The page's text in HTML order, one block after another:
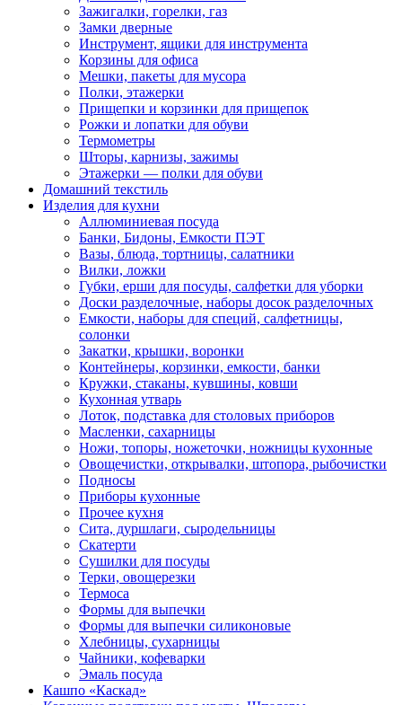
Зажигалки, горелки, газ
Замки дверные
Инструмент, ящики для инструмента
Корзины для офиса
Мешки, пакеты для мусора
Полки, этажерки
Прищепки и корзинки для прищепок
Рожки и лопатки для обуви
Термометры
Шторы, карнизы, зажимы
Этажерки — полки для обуви
Домашний текстиль
Изделия для кухни
Аллюминиевая посуда
Банки, Бидоны, Емкости ПЭТ
Вазы, блюда, тортницы, салатники
Вилки, ложки
Губки, ерши для посуды, салфетки для уборки
Доски разделочные, наборы досок разделочных
Емкости, наборы для специй, салфетницы,
солонки
Закатки, крышки, воронки
Контейнеры, корзинки, емкости, банки
Кружки, стаканы, кувшины, ковши
Кухонная утварь
Лоток, подставка для столовых приборов
Масленки, сахарницы
Ножи, топоры, ножеточки, ножницы кухонные
Овощечистки, открывалки, штопора, рыбочистки
Подносы
Приборы кухонные
Прочее кухня
Сита, дуршлаги, сыродельницы
Скатерти
Сушилки для посуды
Терки, овощерезки
Термоса
Формы для выпечки
Формы для выпечки силиконовые
Хлебницы, сухарницы
Чайники, кофеварки
Эмаль посуда
Кашпо «Каскад»